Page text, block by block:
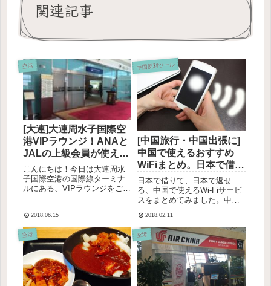
関連記事
空港
[大連]大連周水子国際空
港VIPラウンジ！ANAと
JALの上級会員が使える
ラウンジ
こんにちは！今日は大連周水
子国際空港の国際線ターミナ
ルにある、VIPラウンジをご紹
連周水子国際空港のVIPラウン
ジと提携しているのはこちら
の航空会社です▼・CA（中国
国际航空公司）・...
2018.06.15
中国便利ツール
[中国旅行・中国出張に]
中国で使えるおすすめ
WiFiまとめ。日本で借り
て日本で返す！中国で
LINEも使えるVPN付き
のWiFiが便利
日本で借りて、日本で返せ
る、中国で使えるWi-Fiサービ
スをまとめてみました。中国
LINE、Facebook、
Instagram、Twitter、Gmail、
Google検索、Yahoo検索など
は使えません。中国の旅先...
2018.02.11
空港 空港